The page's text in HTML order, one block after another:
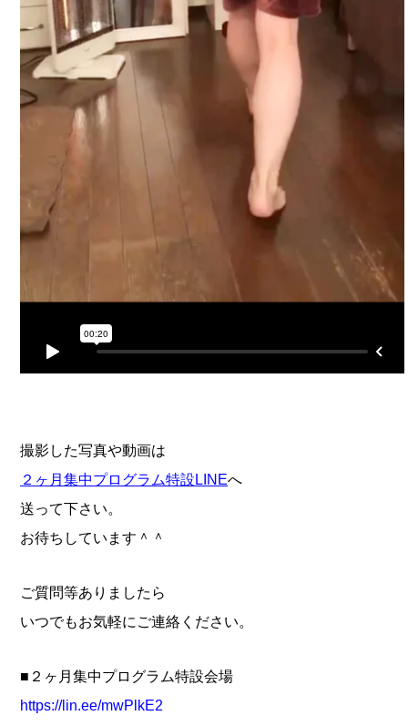
撮影した写真や動画は
２ヶ月集中プログラム特設LINEへ
送って下さい。
お待ちしています＾＾
ご質問等ありましたら
いつでもお気軽にご連絡ください。
■２ヶ月集中プログラム特設会場
https://lin.ee/mwPlkE2